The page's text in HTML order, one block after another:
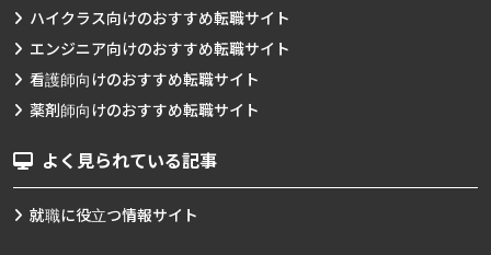
ハイクラス向けのおすすめ転職サイト
エンジニア向けのおすすめ転職サイト
看護師向けのおすすめ転職サイト
薬剤師向けのおすすめ転職サイト
よく見られている記事
就職に役立つ情報サイト